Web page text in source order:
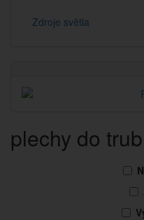
Zdroje světla
plechy do trub